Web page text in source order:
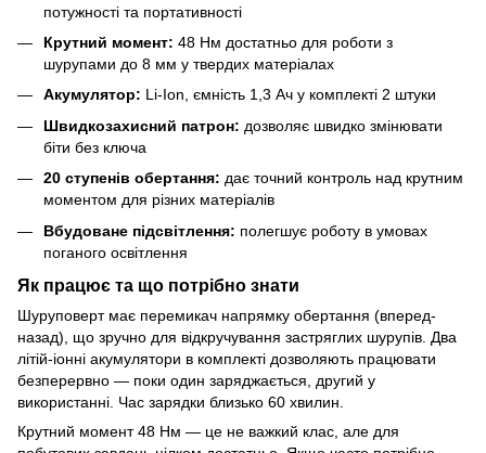
потужності та портативності
Крутний момент: 48 Нм достатньо для роботи з
шурупами до 8 мм у твердих матеріалах
Акумулятор: Li-Ion, ємність 1,3 Ач у комплекті 2 штуки
Швидкозахисний патрон: дозволяє швидко змінювати
біти без ключа
20 ступенів обертання: дає точний контроль над крутним
моментом для різних матеріалів
Вбудоване підсвітлення: полегшує роботу в умовах
поганого освітлення
Як працює та що потрібно знати
Шуруповерт має перемикач напрямку обертання (вперед-
назад), що зручно для відкручування застряглих шурупів. Два
літій-іонні акумулятори в комплекті дозволяють працювати
безперервно — поки один заряджається, другий у
використанні. Час зарядки близько 60 хвилин.
Крутний момент 48 Нм — це не важкий клас, але для